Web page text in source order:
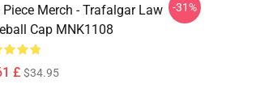
Piece Merch - Trafalgar Law
Cap MNK1108
£ $34.95
-31%